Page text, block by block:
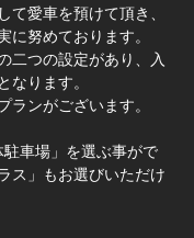
愛車を預けて頂き、
努めております。
二つの設定があり、入
ります。
ンがございます。
車場」を選ぶ事がで
ス」もお選びいただけ